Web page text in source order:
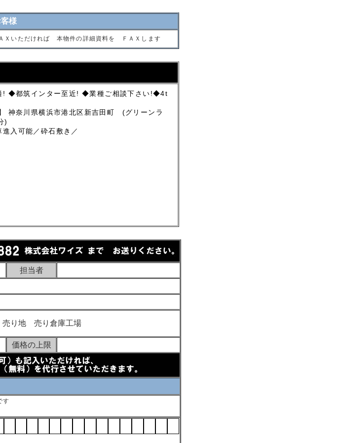
様
いただければ 本物件の詳細資料を ＦＡＸします
! ◆都筑インター至近! ◆業種ご相談下さい!◆4t
神奈川県横浜市港北区新吉田町 (グリーンラ
)
入可能／砕石敷き／
担当者
り地 売り倉庫工場
価格の上限
す